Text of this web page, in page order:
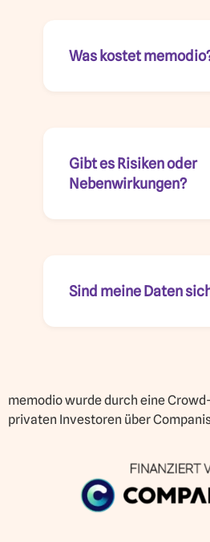
Was kostet
Gibt es Risiken oder
Nebenwirkungen?
Sind meine Daten
memodio wurde durch eine
privaten Investoren über